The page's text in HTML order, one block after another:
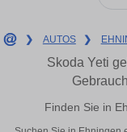
❯ AUTOS ❯
Skoda Yeti
Finden Sie in